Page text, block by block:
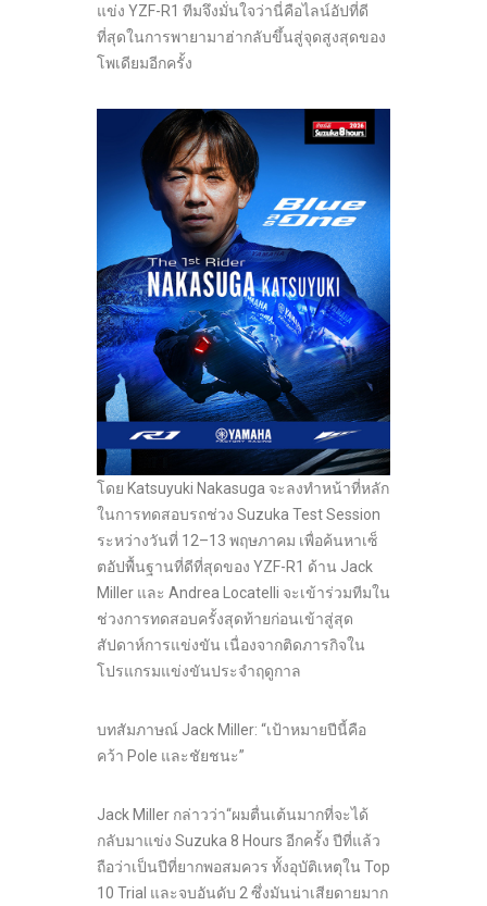
แข่ง YZF-R1 ทีมจึงมั่นใจว่านี่คือไลน์อัปที่ดี
ที่สุดในการพายามาฮ่ากลับขึ้นสู่จุดสูงสุดของ
โพเดียมอีกครั้ง
โดย Katsuyuki Nakasuga จะลงทำหน้าที่หลัก
ในการทดสอบรถช่วง Suzuka Test Session
ระหว่างวันที่ 12–13 พฤษภาคม เพื่อค้นหาเซ็
ตอัปพื้นฐานที่ดีที่สุดของ YZF-R1 ด้าน Jack
Miller และ Andrea Locatelli จะเข้าร่วมทีมใน
ช่วงการทดสอบครั้งสุดท้ายก่อนเข้าสู่สุด
สัปดาห์การแข่งขัน เนื่องจากติดภารกิจใน
โปรแกรมแข่งขันประจำฤดูกาล
บทสัมภาษณ์ Jack Miller: “เป้าหมายปีนี้คือ
คว้า Pole และชัยชนะ”
Jack Miller กล่าวว่า“ผมตื่นเต้นมากที่จะได้
กลับมาแข่ง Suzuka 8 Hours อีกครั้ง ปีที่แล้ว
ถือว่าเป็นปีที่ยากพอสมควร ทั้งอุบัติเหตุใน Top
10 Trial และจบอันดับ 2 ซึ่งมันน่าเสียดายมาก